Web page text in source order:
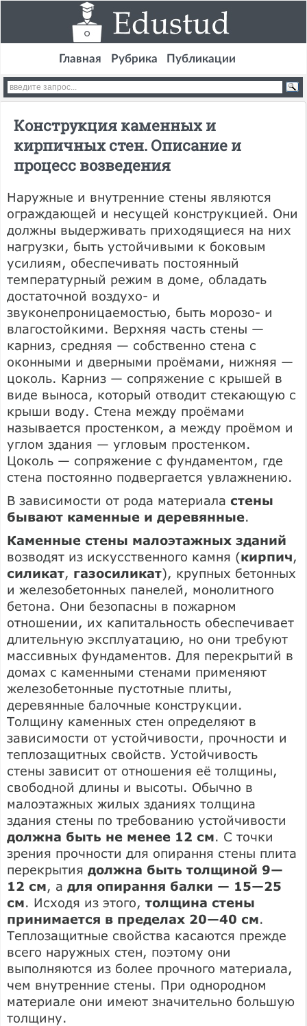
Главная Рубрика Публикации
Конструкция каменных и
кирпичных стен. Описание и
процесс возведения
Наружные и внутренние стены являются
ограждающей и несущей конструкцией. Они
должны выдерживать приходящиеся на них
нагрузки, быть устойчивыми к боковым
усилиям, обеспечивать постоянный
температурный режим в доме, обладать
достаточной воздухо- и
звуконепроницаемостью, быть морозо- и
влагостойкими. Верхняя часть стены —
карниз, средняя — собственно стена с
оконными и дверными проёмами, нижняя —
цоколь. Карниз — сопряжение с крышей в
виде выноса, который отводит стекающую с
крыши воду. Стена между проёмами
называется простенком, а между проёмом и
углом здания — угловым простенком.
Цоколь — сопряжение с фундаментом, где
стена постоянно подвергается увлажнению.
В зависимости от рода материала стены
бывают каменные и деревянные.
Каменные стены малоэтажных зданий
возводят из искусственного камня (кирпич,
силикат, газосиликат), крупных бетонных
и железобетонных панелей, монолитного
бетона. Они безопасны в пожарном
отношении, их капитальность обеспечивает
длительную эксплуатацию, но они требуют
массивных фундаментов. Для перекрытий в
домах с каменными стенами применяют
железобетонные пустотные плиты,
деревянные балочные конструкции.
Толщину каменных стен определяют в
зависимости от устойчивости, прочности и
теплозащитных свойств. Устойчивость
стены зависит от отношения её толщины,
свободной длины и высоты. Обычно в
малоэтажных жилых зданиях толщина
здания стены по требованию устойчивости
должна быть не менее 12 см. С точки
зрения прочности для опирання стены плита
перекрытия должна быть толщиной 9—
12 см, а для опирання балки — 15—25
см. Исходя из этого, толщина стены
принимается в пределах 20—40 см.
Теплозащитные свойства касаются прежде
всего наружных стен, поэтому они
выполняются из более прочного материала,
чем внутренние стены. При однородном
материале они имеют значительно большую
толщину.